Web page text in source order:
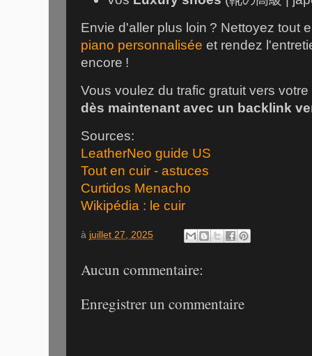
Envie d'aller plus loin ? Nettoyez tout
piano personnalisée et rendez
encore !
Vous voulez du trafic gratuit vers
dès maintenant avec un backlink
Sources:
LeatherNeo guide US
Tout en cuir - astuces
Curtidos Menacho
Wikipédia : le cuir
à juillet 27, 2025
Aucun commentaire:
Enregistrer un commentaire